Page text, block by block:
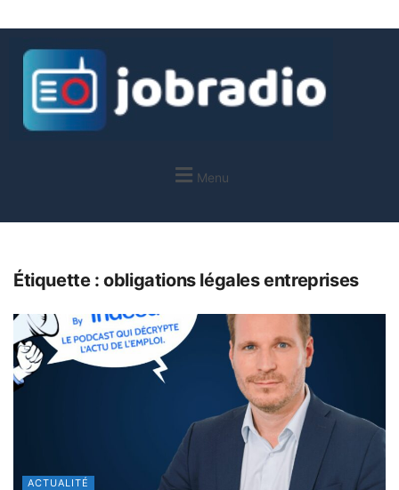
Menu
Étiquette :obligations légales entreprises
ACTUALITÉ